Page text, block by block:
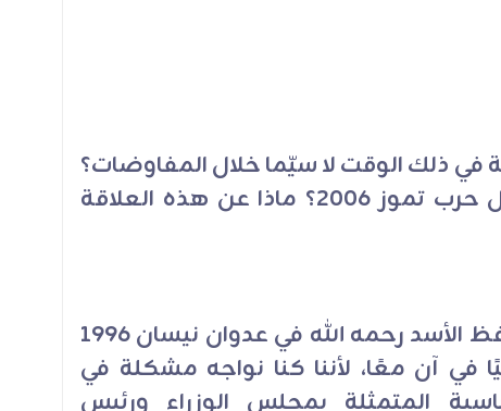
في ذلك الوقت لا سيّما خلال المفاوضات؟
هل اختلف هذا الدور أو تطور خلال حرب تموز 2006؟ ماذا عن هذه العلاقة
دور سوريا وخاصة دور الرئيس حافظ الأسد رحمه الله في عدوان نيسان 1996
في آن معًا، لأننا كنا نواجه مشكلة في
المتمثلة بمجلس الوزراء ورئيس